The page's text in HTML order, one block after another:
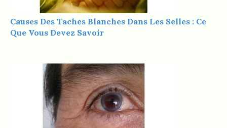
Causes Des Taches Blanches Dans Les Selles : Ce
Que Vous Devez Savoir